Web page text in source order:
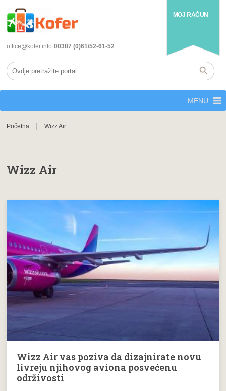
MOJ RAČUN
office@kofer.info 00387 (0)61/52-61-52
MENU
Početna Wizz Air
Wizz Air
Wizz Air vas poziva da dizajnirate novu
livreju njihovog aviona posvećenu
održivosti